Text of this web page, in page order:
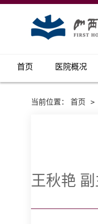
首页 医院概况
当前位置： 首页 >
王秋艳